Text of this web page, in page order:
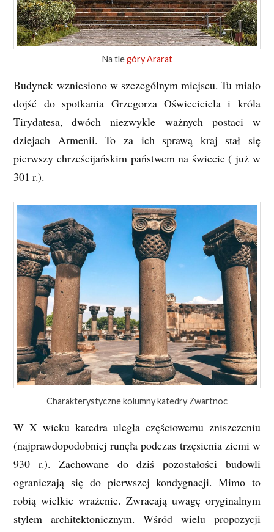
Na tlegóry Ararat
Budynek wzniesiono w szczególnym miejscu. Tu miało
dojść do spotkania Grzegorza Oświeciciela i króla
Tirydatesa, dwóch niezwykle ważnych postaci w
dziejach Armenii. To za ich sprawą kraj stał się
pierwszy chrześcijańskim państwem na świecie ( już w
301 r.).
Charakterystyczne kolumny katedry Zwartnoc
W X wieku katedra uległa częściowemu zniszczeniu
(najprawdopodobniej runęła podczas trzęsienia ziemi w
930 r.). Zachowane do dziś pozostałości budowli
ograniczają się do pierwszej kondygnacji. Mimo to
robią wielkie wrażenie. Zwracają uwagę oryginalnym
stylem architektonicznym. Wśród wielu propozycji